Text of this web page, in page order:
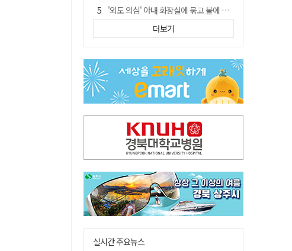
'외도 의심' 아내 화장실에 묶고 불에 달군 공구로 고문…남편 검거
박권현 청도군수, '햇빛 연금 사업' 공약 시동걸어
경찰, 9월 초부터 상피제 전격 실시…가족 사건 수사 못해
"3세 아동 학대"…대구 북구 국공립어린이집 교사 2명 검찰 송치
봉화서 주택 에어컨 실외기에서 시작된 불… 주택 화재로 번져
더보기
실시간 주요뉴스